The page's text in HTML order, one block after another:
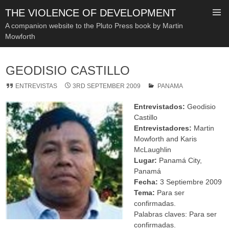
THE VIOLENCE OF DEVELOPMENT
A companion website to the Pluto Press book by Martin
Mowforth
CONTENT
GEODISIO CASTILLO
ENTREVISTAS 3RD SEPTEMBER 2009 PANAMA
Entrevistados: Geodisio
Castillo
Entrevistadores: Martin
Mowforth and Karis
McLaughlin
Lugar: Panamá City,
Panamá
Fecha: 3 Septiembre 2009
Tema: Para ser
confirmadas.
Palabras claves: Para ser
confirmadas.